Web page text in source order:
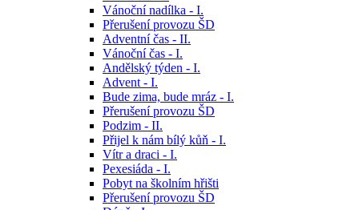
Vánoční nadílka - I.
Přerušení provozu ŠD
Adventní čas - II.
Vánoční čas - I.
Andělský týden - I.
Advent - I.
Bude zima, bude mráz - I.
Přerušení provozu ŠD
Podzim - II.
Přijel k nám bílý kůň - I.
Vítr a draci - I.
Pexesiáda - I.
Pobyt na školním hřišti
Přerušení provozu ŠD